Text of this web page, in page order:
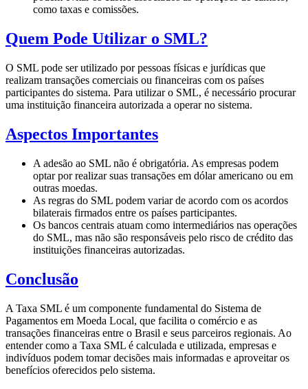
como taxas e comissões.
Quem Pode Utilizar o SML?
O SML pode ser utilizado por pessoas físicas e jurídicas que
realizam transações comerciais ou financeiras com os países
participantes do sistema. Para utilizar o SML, é necessário procurar
uma instituição financeira autorizada a operar no sistema.
Aspectos Importantes
A adesão ao SML não é obrigatória. As empresas podem
optar por realizar suas transações em dólar americano ou em
outras moedas.
As regras do SML podem variar de acordo com os acordos
bilaterais firmados entre os países participantes.
Os bancos centrais atuam como intermediários nas operações
do SML, mas não são responsáveis pelo risco de crédito das
instituições financeiras autorizadas.
Conclusão
A Taxa SML é um componente fundamental do Sistema de
Pagamentos em Moeda Local, que facilita o comércio e as
transações financeiras entre o Brasil e seus parceiros regionais. Ao
entender como a Taxa SML é calculada e utilizada, empresas e
indivíduos podem tomar decisões mais informadas e aproveitar os
benefícios oferecidos pelo sistema.